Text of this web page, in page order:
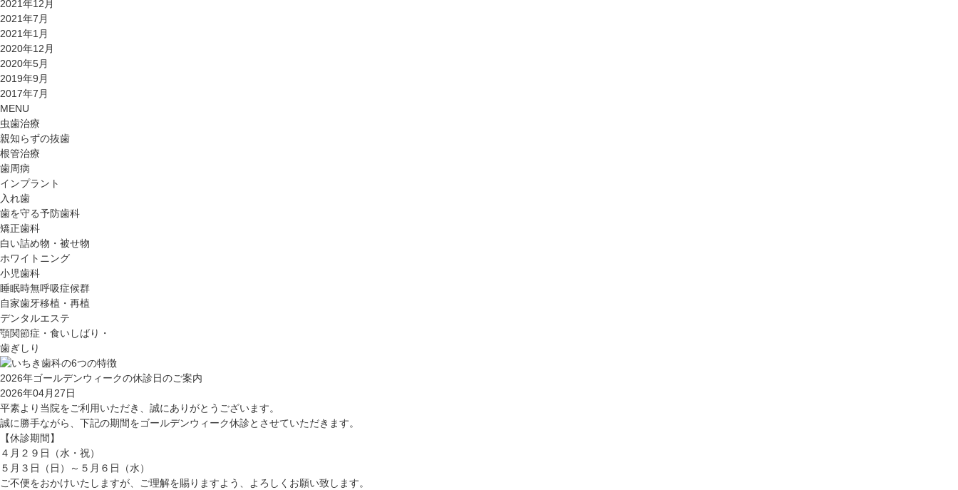
2021年12月
2021年7月
2021年1月
2020年12月
2020年5月
2019年9月
2017年7月
MENU
虫歯治療
親知らずの抜歯
根管治療
歯周病
インプラント
入れ歯
歯を守る予防歯科
矯正歯科
白い詰め物・被せ物
ホワイトニング
小児歯科
睡眠時無呼吸症候群
自家歯牙移植・再植
デンタルエステ
顎関節症・食いしばり・
歯ぎしり
2026年ゴールデンウィークの休診日のご案内
2026年04月27日
平素より当院をご利用いただき、誠にありがとうございます。
誠に勝手ながら、下記の期間をゴールデンウィーク休診とさせていただきます。
【休診期間】
４月２９日（水・祝）
５月３日（日）～５月６日（水）
ご不便をおかけいたしますが、ご理解を賜りますよう、よろしくお願い致します。